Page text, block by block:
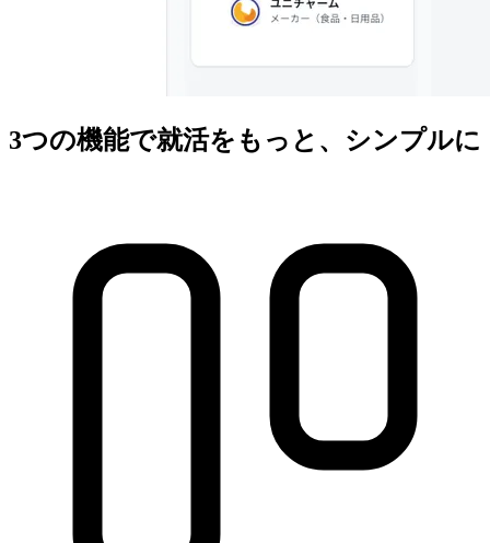
3つの機能で就活をもっと、シンプルに